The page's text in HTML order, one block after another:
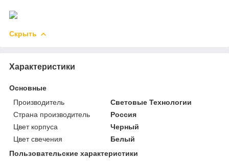
Скрыть
Характеристики
Основные
Производитель
Световые Технологии
Страна производитель
Россия
Цвет корпуса
Черный
Цвет свечения
Белый
Пользовательские характеристики